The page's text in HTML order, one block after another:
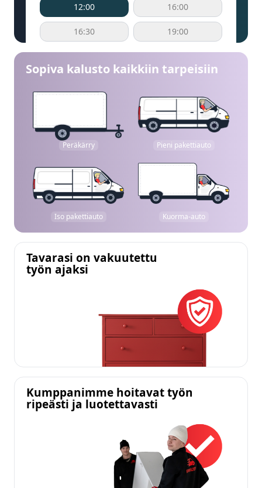
12:00
16:00
16:30 19:00
Sopiva kalusto kaikkiin tarpeisiin
Peräkärry Pieni pakettiauto
Iso pakettiauto Kuorma-auto
Tavarasi on vakuutettu
työn ajaksi
Kumppanimme hoitavat työn
ripeästi ja luotettavasti